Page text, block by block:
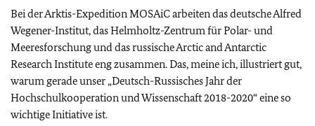
Bei der Arktis-Expedition MOSAiC arbeiten das deutsche Alfred
Wegener-Institut, das Helmholtz-Zentrum für Polar- und
Meeresforschung und das russische Arctic and Antarctic
Research Institute eng zusammen. Das, meine ich, illustriert gut,
warum gerade unser „Deutsch-Russisches Jahr der
Hochschulkooperation und Wissenschaft 2018-2020“ eine so
wichtige Initiative ist.